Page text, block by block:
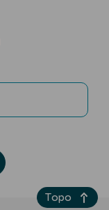
Topo